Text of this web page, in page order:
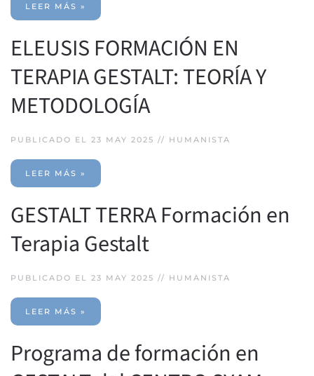
LEER MÁS »
ELEUSIS FORMACIÓN EN
TERAPIA GESTALT: TEORÍA Y
METODOLOGÍA
PUBLICADO EL 23 MAY 2025 // HUMANISTA
LEER MÁS »
GESTALT TERRA Formación en
Terapia Gestalt
PUBLICADO EL 23 MAY 2025 // HUMANISTA
LEER MÁS »
Programa de formación en